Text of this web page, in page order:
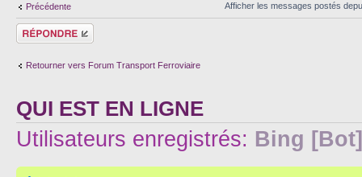
Précédente Afficher les messages postés
Répondre
Retourner vers Forum Transport Ferroviaire
QUI EST EN LIGNE
Utilisateurs enregistrés: Bing [Bot]